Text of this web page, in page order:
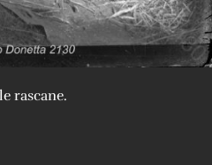
rascane.